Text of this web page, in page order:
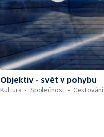
Objektiv - svět v pohybu
Kultura
Společnost Cestování